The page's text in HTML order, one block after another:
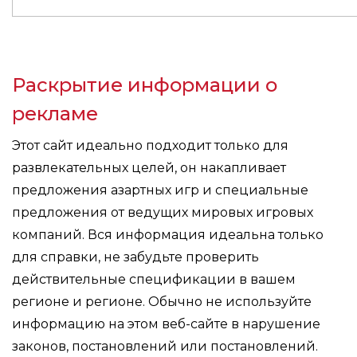
Раскрытие информации о
рекламе
Этот сайт идеально подходит только для
развлекательных целей, он накапливает
предложения азартных игр и специальные
предложения от ведущих мировых игровых
компаний. Вся информация идеальна только
для справки, не забудьте проверить
действительные спецификации в вашем
регионе и регионе. Обычно не используйте
информацию на этом веб-сайте в нарушение
законов, постановлений или постановлений.